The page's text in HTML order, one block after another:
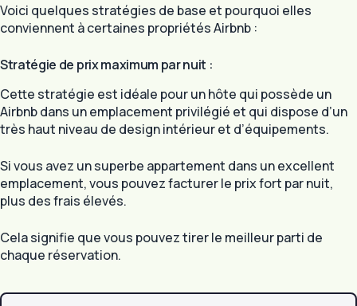
Voici quelques stratégies de base et pourquoi elles
conviennent à certaines propriétés Airbnb :
Stratégie de prix maximum par nuit :
Cette stratégie est idéale pour un hôte qui possède un
Airbnb dans un emplacement privilégié et qui dispose d’un
très haut niveau de design intérieur et d’équipements.
Si vous avez un superbe appartement dans un excellent
emplacement, vous pouvez facturer le prix fort par nuit,
plus des frais élevés.
Cela signifie que vous pouvez tirer le meilleur parti de
chaque réservation.